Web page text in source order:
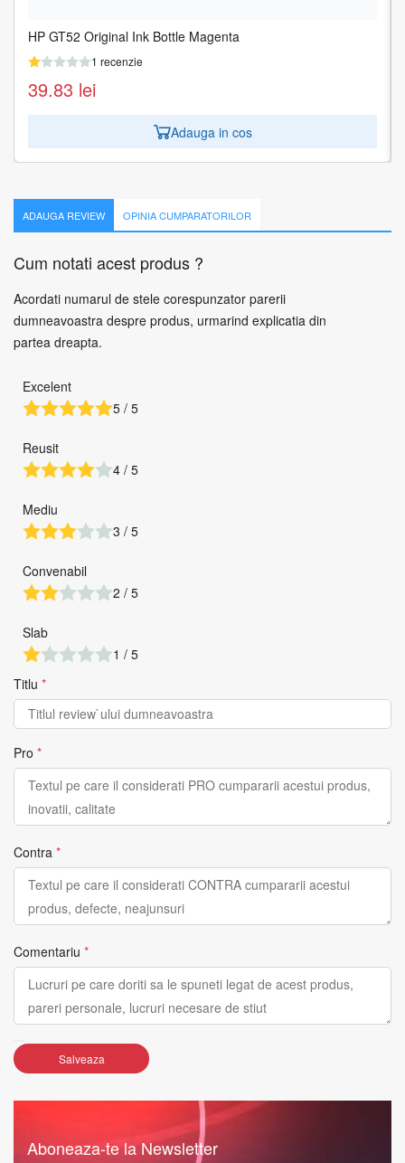
HP GT52 Original Ink Bottle Magenta
1 recenzie
39.83 lei
Adauga in cos
HP GT52 Original Ink Bottle Yellow
1 recenzie
39.83 lei
Adauga in cos
ADAUGA REVIEW OPINIA CUMPARATORILOR
Cum notati acest produs ?
Acordati numarul de stele corespunzator parerii
dumneavoastra despre produs, urmarind explicatia din
partea dreapta.
Excelent
5 / 5
Reusit
4 / 5
Mediu
3 / 5
Convenabil
2 / 5
Slab
1 / 5
Titlu *
Pro *
Contra *
Comentariu *
Salveaza
Aboneaza-te la Newsletter